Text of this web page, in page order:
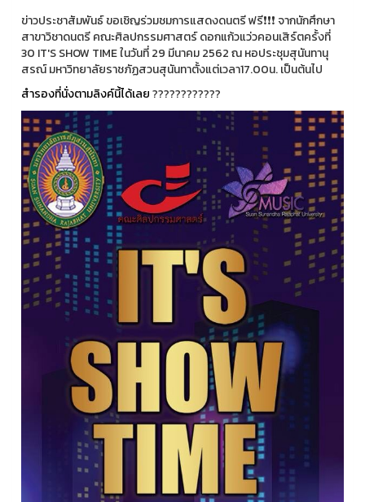
ข่าวประชาสัมพันธ์ ขอเชิญร่วมชมการแสดงดนตรี ฟรี❗️❗️❗️ จากนักศึกษา
สาขาวิชาดนตรี คณะศิลปกรรมศาสตร์ ดอกแก้วแว่วคอนเสิร์ตครั้งที่
30 IT'S SHOW TIME ในวันที่ 29 มีนาคม 2562 ณ หอประชุมสุนันทานุ
สรณ์ มหาวิทยาลัยราชภัฏสวนสุนันทาตั้งแต่เวลา17.00น. เป็นต้นไป
สำรองที่นั่งตามลิงค์นี้ได้เลย????????????